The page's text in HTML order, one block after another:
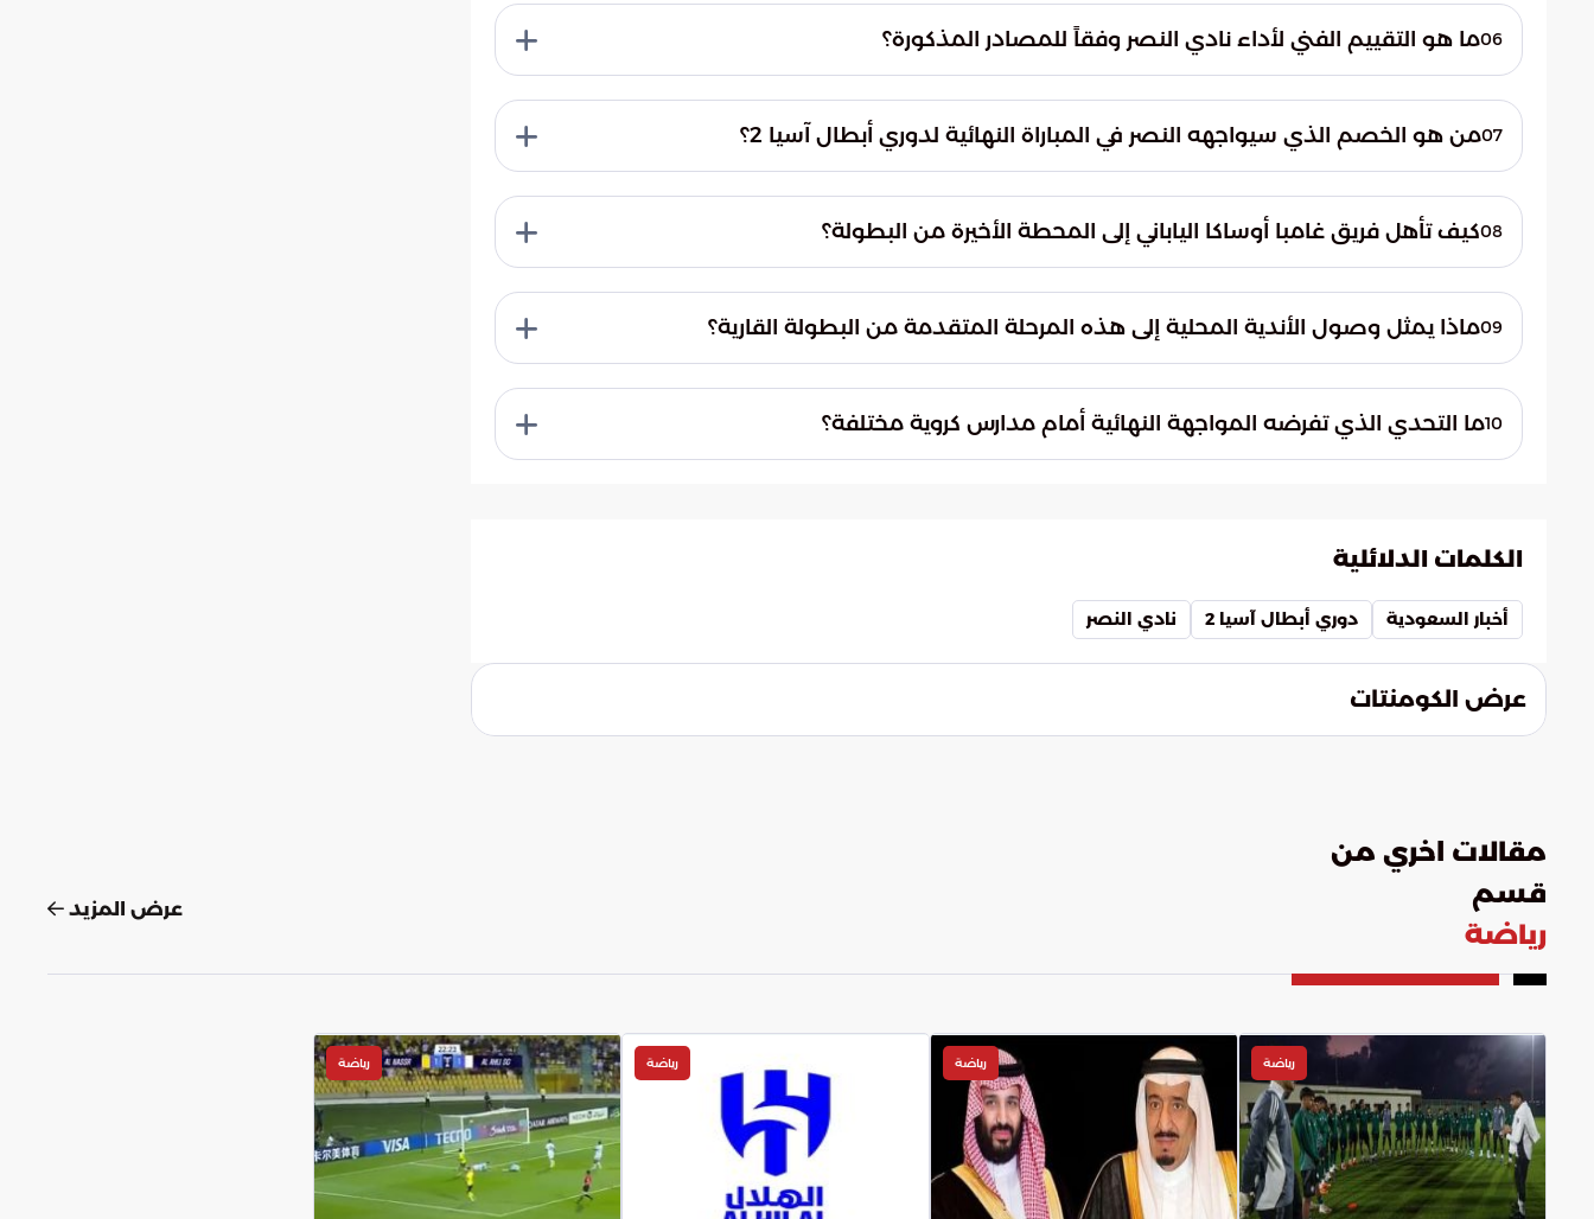
بعشر دقائق، مؤكداً تفوق فريقه الكاسح في هذه المواجهة.06ما هو التقييم الفني لأداء نادي النصر وفقاً للمصادر المذكورة؟
طوال فترات اللقاء، مما مكنه من السيطرة وتحقيق النتيجة العريضة.07من هو الخصم الذي سيواجهه النصر في المباراة النهائية لدوري أبطال آسيا 2؟
ممثلاً عن منطقة شرق القارة الآسيوية.08كيف تأهل فريق غامبا أوساكا الياباني إلى المحطة الأخيرة من البطولة؟
دون رد في مجموع لقاءي الذهاب والإياب من دور نصف النهائي.09ماذا يمثل وصول الأندية المحلية إلى هذه المرحلة المتقدمة من البطولة القارية؟
الكبرى، ومدى قدرة التخطيط الرياضي على بناء أجيال قادرة على حصد الألقاب.10ما التحدي الذي تفرضه المواجهة النهائية أمام مدارس كروية مختلفة؟
الكلمات الدلائلية
أخبار السعودية دوري أبطال آسيا 2 نادي النصر
عرض الكومنتات
مقالات اخري من
قسم
رياضة
عرض المزيد
رياضة رياضة رياضة رياضة